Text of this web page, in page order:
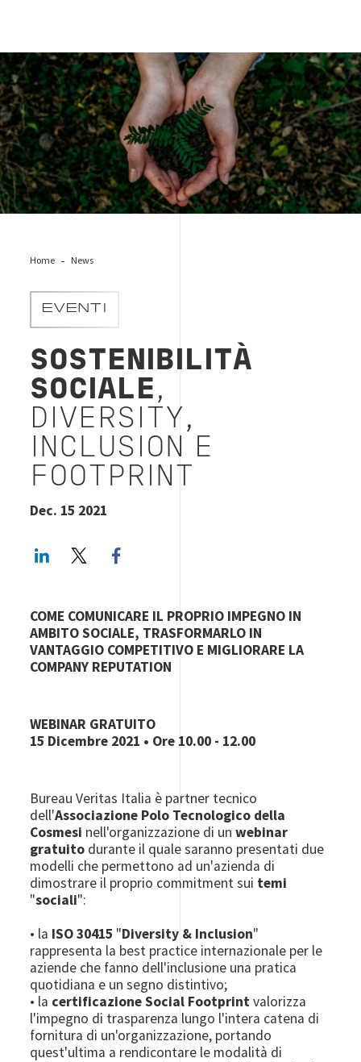
green-sostenibilità
Home News
EVENTI
SOSTENIBILITÀ
SOCIALE ,
DIVERSITY,
INCLUSION E
FOOTPRINT
Dec. 15 2021
LinkedInTwitter
COME COMUNICARE IL PROPRIO IMPEGNO IN
AMBITO SOCIALE, TRASFORMARLO IN
VANTAGGIO COMPETITIVO E MIGLIORARE LA
COMPANY REPUTATION
WEBINAR GRATUITO
15 Dicembre 2021 • Ore 10.00 - 12.00
Bureau Veritas Italia è partner tecnico
dell'Associazione Polo Tecnologico della
Cosmesi nell'organizzazione di unwebinar
gratuito durante il quale saranno presentati due
modelli che permettono ad un'azienda di
dimostrare il proprio commitment sui temi
"sociali":
• la ISO 30415 "Diversity & Inclusion"
rappresenta la best practice internazionale per le
aziende che fanno dell'inclusione una pratica
quotidiana e un segno distintivo;
• la certificazione Social Footprintvalorizza
l'impegno di trasparenza lungo l'intera catena di
fornitura di un'organizzazione, portando
quest'ultima a rendicontare le modalità di